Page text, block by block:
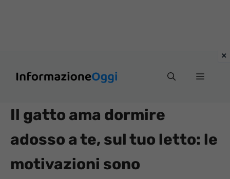
Menu
Il gatto ama dormire
adosso a te, sul tuo letto: le
motivazioni sono